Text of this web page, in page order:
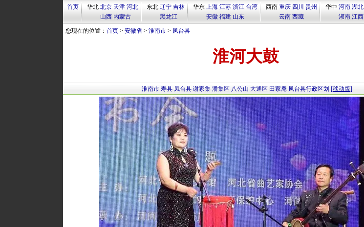
首页 华北 北京 天津 河北
山西 内蒙古
东北 辽宁 吉林
黑龙江
华东 上海 江苏 浙江 台湾
安徽 福建 山东
西南 重庆 四川 贵州
云南 西藏
华中 河南 湖北
湖南 江西
您现在的位置： 首页> 安徽省> 淮南市> 凤台县
淮河大鼓
淮南市 寿县 凤台县 谢家集 潘集区 八公山 大通区 田家庵 凤台县行政区划 [移动版]